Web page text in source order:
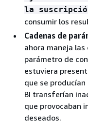
la
consumir los
Cadenas de
ahora maneja
parámetro de
estuviera
que se
BI transferían
que provocaban
deseados.